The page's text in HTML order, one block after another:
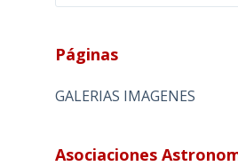
Páginas
GALERIAS IMAGENES
Asociaciones